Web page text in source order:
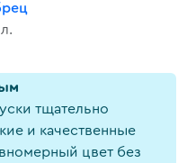
тщательно
и качественные
цвет без